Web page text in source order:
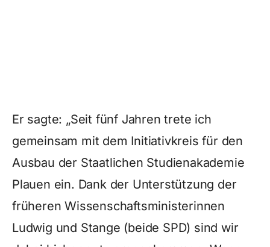
Er sagte: „Seit fünf Jahren trete ich
gemeinsam mit dem Initiativkreis für den
Ausbau der Staatlichen Studienakademie
Plauen ein. Dank der Unterstützung der
früheren Wissenschaftsministerinnen
Ludwig und Stange (beide SPD) sind wir